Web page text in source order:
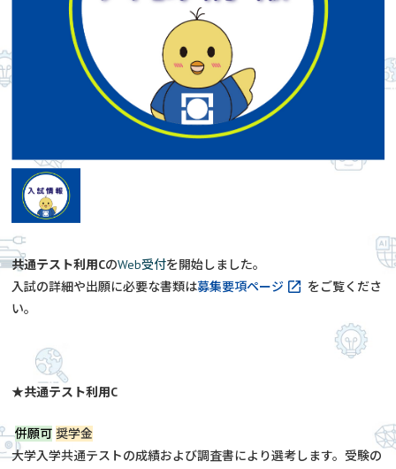
共通テスト利用CのWeb受付を開始しました。
入試の詳細や出願に必要な書類は募集要項ページ
をご覧くださ
い。
★共通テスト利用C
併願可 奨学金
大学入学共通テストの成績および調査書により選考します。受験の